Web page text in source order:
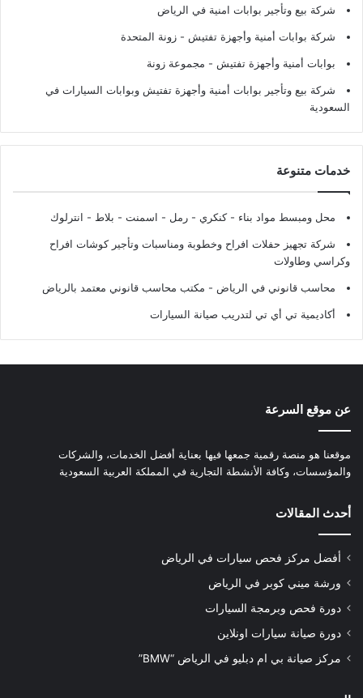
شركة بيع وتأجير بوابات امنية في الرياض
شركة بوابات أمنية وأجهزة تفتيش - زونة المتحدة
بوابات أمنية وأجهزة تفتيش - مجموعة زونة
شركة بيع وتأجير بوابات أمنية وأجهزة تفتيش وبوابات السيارات في
السعودية
خدمات متنوعة
محل ومبسط مواد بناء - كنكري - رمل - اسمنت - بلاط - انترلوك
شركة تجهيز حفلات افراح وخطوبة ومناسبات وتأجير كوشات افراح
وكراسي وطاولات
محاسب قانوني في الرياض - مكتب محاسب قانوني معتمد بالرياض
أكاديمية تي أي تي لتدريب صيانة السيارات
عن موقع السرعة
موقعنا هو منصة رقمية جمعها فيها بعناية أفضل الخدمات، والشركات
والمؤسسات، وكافة الأنشطة التجارية في المملكة العربية السعودية
أحدث المقالات
أفضل مركز فحص سيارات في الرياض
ورشة ميني كوبر في الرياض
دورة فحص وبرمجة السيارات
دورة صيانة سيارات اونلاين
مركز صيانة بي ام دبليو في الرياض “BMW”